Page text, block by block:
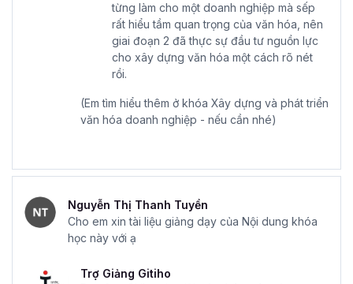
từng làm cho một doanh nghiệp mà sếp
rất hiểu tầm quan trọng của văn hóa, nên
giai đoạn 2 đã thực sự đầu tư nguồn lực
cho xây dựng văn hóa một cách rõ nét
rồi.
(Em tìm hiểu thêm ở khóa Xây dựng và phát triển
văn hóa doanh nghiệp - nếu cần nhé)
Nguyễn Thị Thanh Tuyền
Cho em xin tài liệu giảng dạy của Nội dung khóa
học này với ạ
Trợ Giảng Gitiho